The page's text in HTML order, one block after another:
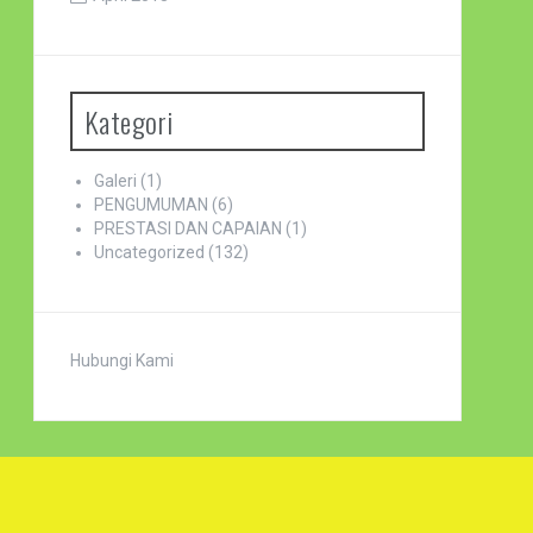
Kategori
Galeri (1)
PENGUMUMAN (6)
PRESTASI DAN CAPAIAN (1)
Uncategorized (132)
Hubungi Kami